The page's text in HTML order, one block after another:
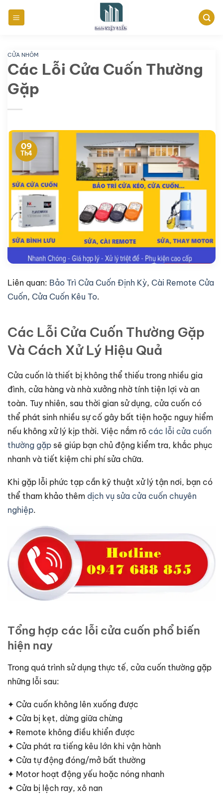
qua
dung
CỬA NHÔM
Các Lỗi Cửa Cuốn Thường
Gặp
09
Th4
Liên quan: Bảo Trì Cửa Cuốn Định Kỳ, Cài Remote Cửa
Cuốn, Cửa Cuốn Kêu To.
Các Lỗi Cửa Cuốn Thường Gặp
Và Cách Xử Lý Hiệu Quả
Cửa cuốn là thiết bị không thể thiếu trong nhiều gia
đình, cửa hàng và nhà xưởng nhờ tính tiện lợi và an
toàn. Tuy nhiên, sau thời gian sử dụng, cửa cuốn có
thể phát sinh nhiều sự cố gây bất tiện hoặc nguy hiểm
nếu không xử lý kịp thời. Việc nắm rõ các lỗi cửa cuốn
thường gặp sẽ giúp bạn chủ động kiểm tra, khắc phục
nhanh và tiết kiệm chi phí sửa chữa.
Khi gặp lỗi phức tạp cần kỹ thuật xử lý tận nơi, bạn có
thể tham khảo thêm dịch vụ sửa cửa cuốn chuyên
nghiệp.
Tổng hợp các lỗi cửa cuốn phổ biến
hiện nay
Trong quá trình sử dụng thực tế, cửa cuốn thường gặp
những lỗi sau:
✦ Cửa cuốn không lên xuống được
✦ Cửa bị kẹt, dừng giữa chừng
✦ Remote không điều khiển được
✦ Cửa phát ra tiếng kêu lớn khi vận hành
✦ Cửa tự động đóng/mở bất thường
✦ Motor hoạt động yếu hoặc nóng nhanh
✦ Cửa bị lệch ray, xô nan